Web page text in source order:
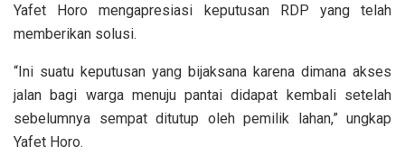
Yafet Horo mengapresiasi keputusan RDP yang telah
memberikan solusi.
“Ini suatu keputusan yang bijaksana karena dimana akses
jalan bagi warga menuju pantai didapat kembali setelah
sebelumnya sempat ditutup oleh pemilik lahan,” ungkap
Yafet Horo.